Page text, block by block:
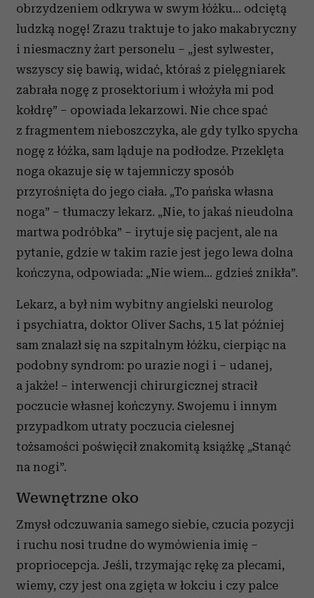
obrzydzeniem odkrywa w swym łóżku... odciętą
ludzką nogę! Zrazu traktuje to jako makabryczny
i niesmaczny żart personelu – „jest sylwester,
wszyscy się bawią, widać, któraś z pielęgniarek
zabrała nogę z prosektorium i włożyła mi pod
kołdrę” – opowiada lekarzowi. Nie chce spać
z fragmentem nieboszczyka, ale gdy tylko spycha
nogę z łóżka, sam ląduje na podłodze. Przeklęta
noga okazuje się w tajemniczy sposób
przyrośnięta do jego ciała. „To pańska własna
noga” – tłumaczy lekarz. „Nie, to jakaś nieudolna
martwa podróbka” – irytuje się pacjent, ale na
pytanie, gdzie w takim razie jest jego lewa dolna
kończyna, odpowiada: „Nie wiem... gdzieś znikła”.
Lekarz, a był nim wybitny angielski neurolog
i psychiatra, doktor Oliver Sachs, 15 lat później
sam znalazł się na szpitalnym łóżku, cierpiąc na
podobny syndrom: po urazie nogi i – udanej,
a jakże! – interwencji chirurgicznej stracił
poczucie własnej kończyny. Swojemu i innym
przypadkom utraty poczucia cielesnej
tożsamości poświęcił znakomitą książkę „Stanąć
na nogi”.
Wewnętrzne oko
Zmysł odczuwania samego siebie, czucia pozycji
i ruchu nosi trudne do wymówienia imię –
propriocepcja. Jeśli, trzymając rękę za plecami,
wiemy, czy jest ona zgięta w łokciu i czy palce